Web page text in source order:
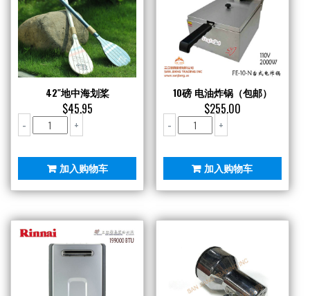
42″地中海划桨
$45.95
-
42"地
中
桨
数
+
加入购物车
10磅 电油炸锅（包邮）
$255.00
-
磅
炸
锅
邮）
+
加入购物车